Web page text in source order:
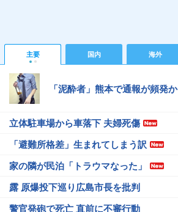
主要 国内 海外
「泥酔者」熊本で通報が頻発か
立体駐車場から車落下 夫婦死傷
「避難所格差」生まれてしまう訳
家の隣が民泊「トラウマなった」
露 原爆投下巡り広島市長を批判
警官発砲で死亡 直前に不審行動